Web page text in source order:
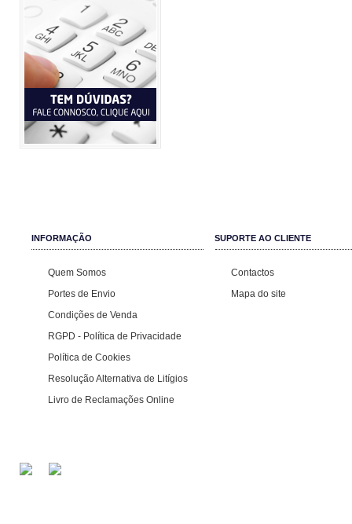
INFORMAÇÃO
Quem Somos
Portes de Envio
Condições de Venda
RGPD - Política de Privacidade
Política de Cookies
Resolução Alternativa de Litígios
Livro de Reclamações Online
SUPORTE AO CLIENTE
Contactos
Mapa do site